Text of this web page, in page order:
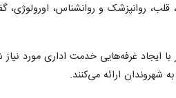
روانپزشک و روانشناس، اورولوژی،
ایجاد غرفه‌هایی خدمت اداری مورد
شهروندان ارائه می‌کنند.